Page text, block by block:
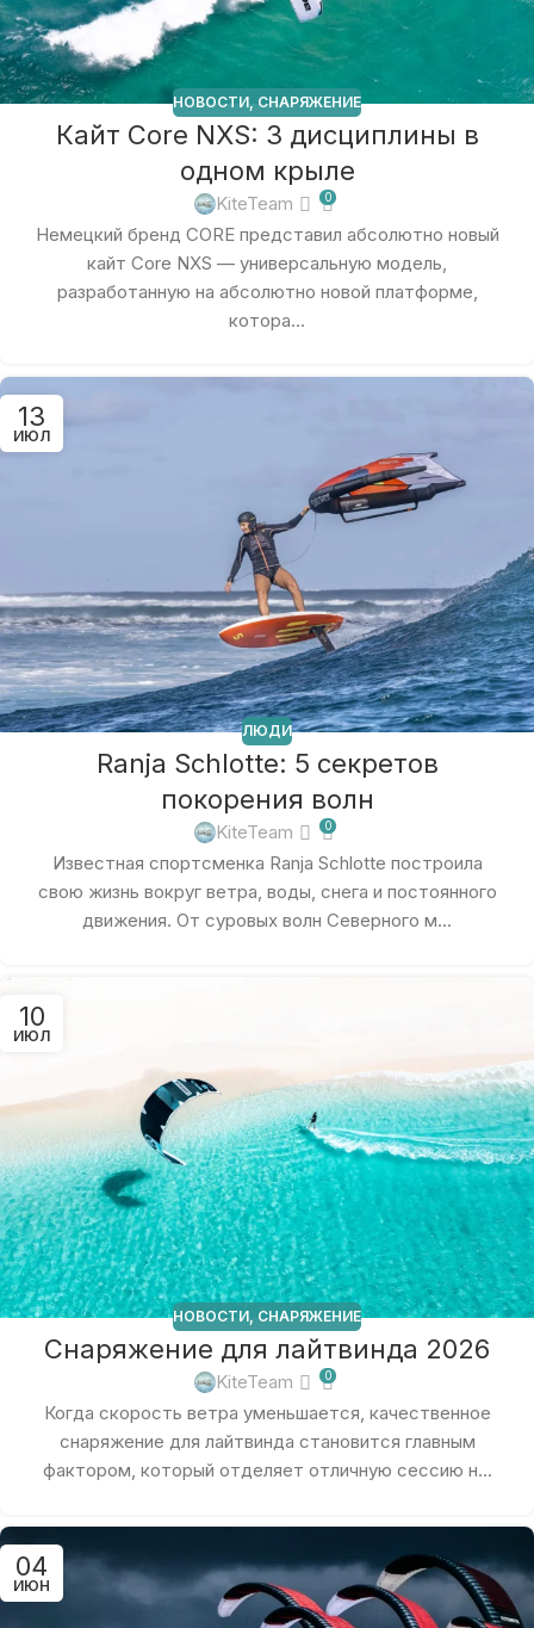
НОВОСТИ, СНАРЯЖЕНИЕ
Кайт Core NXS: 3 дисциплины в
одном крыле
KiteTeam 0
Немецкий бренд CORE представил абсолютно новый
кайт Core NXS — универсальную модель,
разработанную на абсолютно новой платформе,
котора...
13
ИЮЛ
ЛЮДИ
Ranja Schlotte: 5 секретов
покорения волн
KiteTeam 0
Известная спортсменка Ranja Schlotte построила
свою жизнь вокруг ветра, воды, снега и постоянного
движения. От суровых волн Северного м...
10
ИЮЛ
НОВОСТИ, СНАРЯЖЕНИЕ
Снаряжение для лайтвинда 2026
KiteTeam 0
Когда скорость ветра уменьшается, качественное
снаряжение для лайтвинда становится главным
фактором, который отделяет отличную сессию н...
04
ИЮН